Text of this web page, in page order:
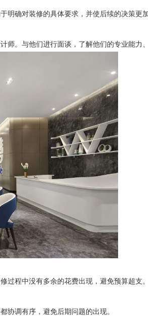
确对装修的具体要求，并使后续的决策更加
。与他们进行面谈，了解他们的专业能力
程中没有多余的花费出现，避免预算超支。
协调有序，避免后期问题的出现。